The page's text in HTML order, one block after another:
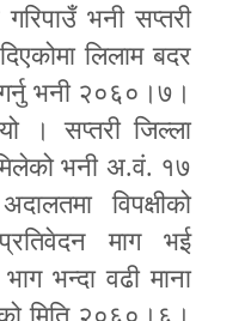
भनी सप्तरी
लिलाम बदर
भनी २०६०।७।
। सप्तरी जिल्ला
भनी अ.वं. १७
विपक्षीको
माग भई
भन्दा वढी माना